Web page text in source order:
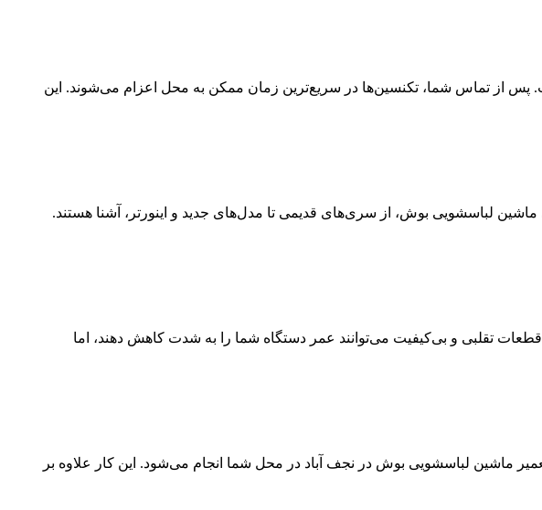
پس از تماس شما، تکنسین‌ها در سریع‌ترین زمان ممکن به محل اعزام می‌شوند. این
لباسشویی بوش، از سری‌های قدیمی تا مدل‌های جدید و اینورتر، آشنا هستند.
تقلبی و بی‌کیفیت می‌توانند عمر دستگاه شما را به شدت کاهش دهند، اما
ماشین لباسشویی بوش در نجف‌ آباد در محل شما انجام می‌شود. این کار علاوه بر